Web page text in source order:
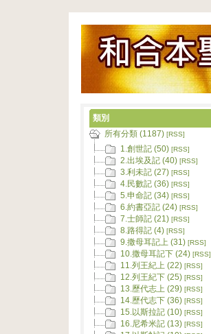
類別
所有分類 (1187) [RSS]
1.創世記 (50) [RSS]
2.出埃及記 (40) [RSS]
3.利未記 (27) [RSS]
4.民數記 (36) [RSS]
5.申命記 (34) [RSS]
6.約書亞記 (24) [RSS]
7.士師記 (21) [RSS]
8.路得記 (4) [RSS]
9.撒母耳記上 (31) [RSS]
10.撒母耳記下 (24) [RSS]
11.列王紀上 (22) [RSS]
12.列王紀下 (25) [RSS]
13.歷代志上 (29) [RSS]
14.歷代志下 (36) [RSS]
15.以斯拉記 (10) [RSS]
16.尼希米記 (13) [RSS]